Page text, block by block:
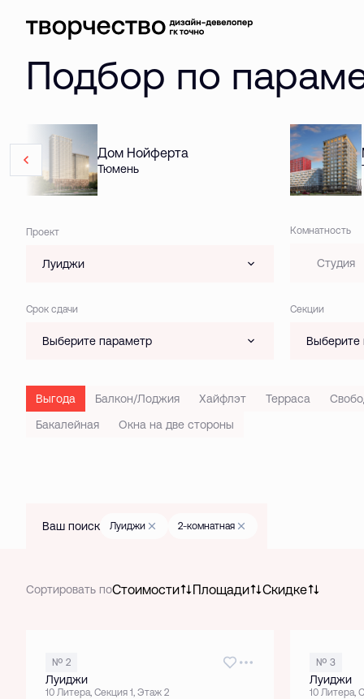
Подбор по
Дом Нойферта
Тюмень
Проект
Луиджи
Комнатность
Студия
Срок сдачи
Выберите параметр
Секции
Выберите
Выгода Балкон/Лоджия Хайфлэт Терраса
Бакалейная
Окна на две стороны
Ваш поиск Луиджи 2-комнатная
Сортировать поСтоимости Площади Скидке
№ 2
Луиджи
10 Литера, Секция 1, Этаж 2
№ 3
Луиджи
10 Литера,